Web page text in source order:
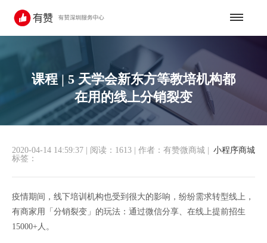
课程 | 5 天学会新东方等教培机构都
在用的线上分销裂变
小程序商城
2020-04-14 14:59:37 阅读：1613 作者：有赞微商城
标签：
疫情期间，线下培训机构也受到很大的影响，纷纷需求转型线上，
有商家用「分销裂变」的玩法：通过微信分享、在线上提前招生
15000+人。